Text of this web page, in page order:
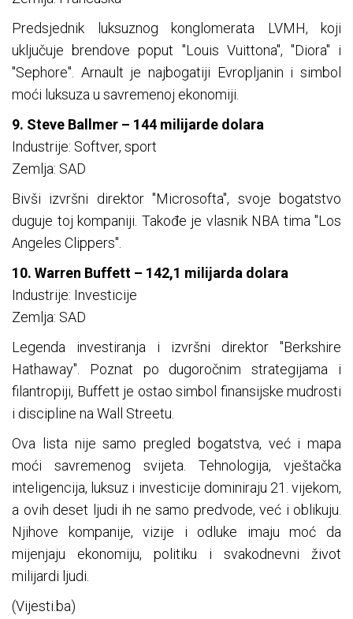
Predsjednik luksuznog konglomerata LVMH, koji
uključuje brendove poput "Louis Vuittona", "Diora" i
"Sephore". Arnault je najbogatiji Evropljanin i simbol
moći luksuza u savremenoj ekonomiji.
9. Steve Ballmer – 144 milijarde dolara
Industrije: Softver, sport
Zemlja: SAD
Bivši izvršni direktor "Microsofta", svoje bogatstvo
duguje toj kompaniji. Takođe je vlasnik NBA tima "Los
Angeles Clippers".
10. Warren Buffett – 142,1 milijarda dolara
Industrije: Investicije
Zemlja: SAD
Legenda investiranja i izvršni direktor "Berkshire
Hathaway". Poznat po dugoročnim strategijama i
filantropiji, Buffett je ostao simbol finansijske mudrosti
i discipline na Wall Streetu.
Ova lista nije samo pregled bogatstva, već i mapa
moći savremenog svijeta. Tehnologija, vještačka
inteligencija, luksuz i investicije dominiraju 21. vijekom,
a ovih deset ljudi ih ne samo predvode, već i oblikuju.
Njihove kompanije, vizije i odluke imaju moć da
mijenjaju ekonomiju, politiku i svakodnevni život
milijardi ljudi.
(Vijesti.ba)